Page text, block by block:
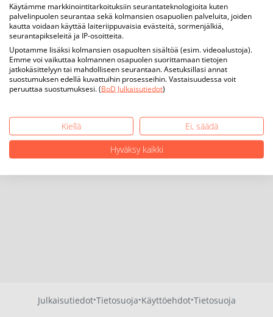
Julkaisutiedot·Tietosuoja·Käyttöehdot·Tietosuoja
Käytämme markkinointitarkoituksiin seurantateknologioita kuten
palvelinpuolen seurantaa sekä kolmansien osapuolien palveluita, joiden
kautta voidaan käyttää laiteriippuvaisia evästeitä, sormenjälkiä,
seurantapikseleitä ja IP-osoitteita.
Upotamme lisäksi kolmansien osapuolten sisältöä (esim. videoalustoja).
Emme voi vaikuttaa kolmannen osapuolen suorittamaan tietojen
jatkokäsittelyyn tai mahdolliseen seurantaan. Asetuksillasi annat
suostumuksen edellä kuvattuihin prosesseihin. Vastaisuudessa voit
peruuttaa suostumuksesi. (BoD Julkaisutiedot)
Kiellä
Ei, säädä
Hyväksy kaikki